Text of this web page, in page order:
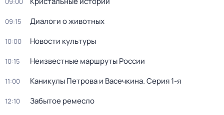
09:15 Диалоги о животных
10:00 Новости культуры
10:15 Неизвестные маршруты России
11:00 Каникулы Петрова и Васечкина. Серия 1-я
12:10 Забытое ремесло